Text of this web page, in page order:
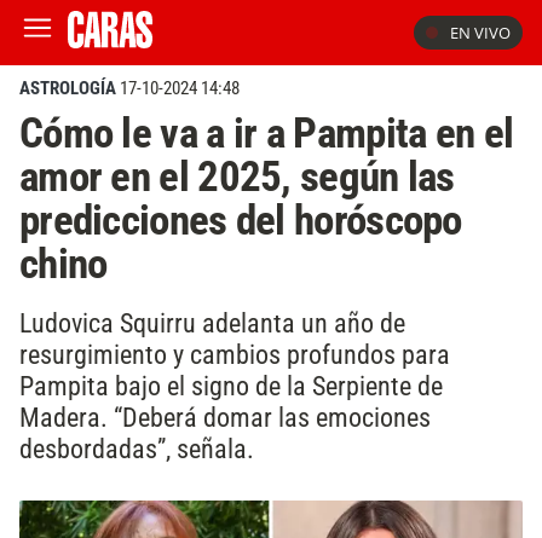
EN VIVO
ASTROLOGÍA 17-10-2024 14:48
Cómo le va a ir a Pampita en el
amor en el 2025, según las
predicciones del horóscopo
chino
Ludovica Squirru adelanta un año de
resurgimiento y cambios profundos para
Pampita bajo el signo de la Serpiente de
Madera. “Deberá domar las emociones
desbordadas”, señala.